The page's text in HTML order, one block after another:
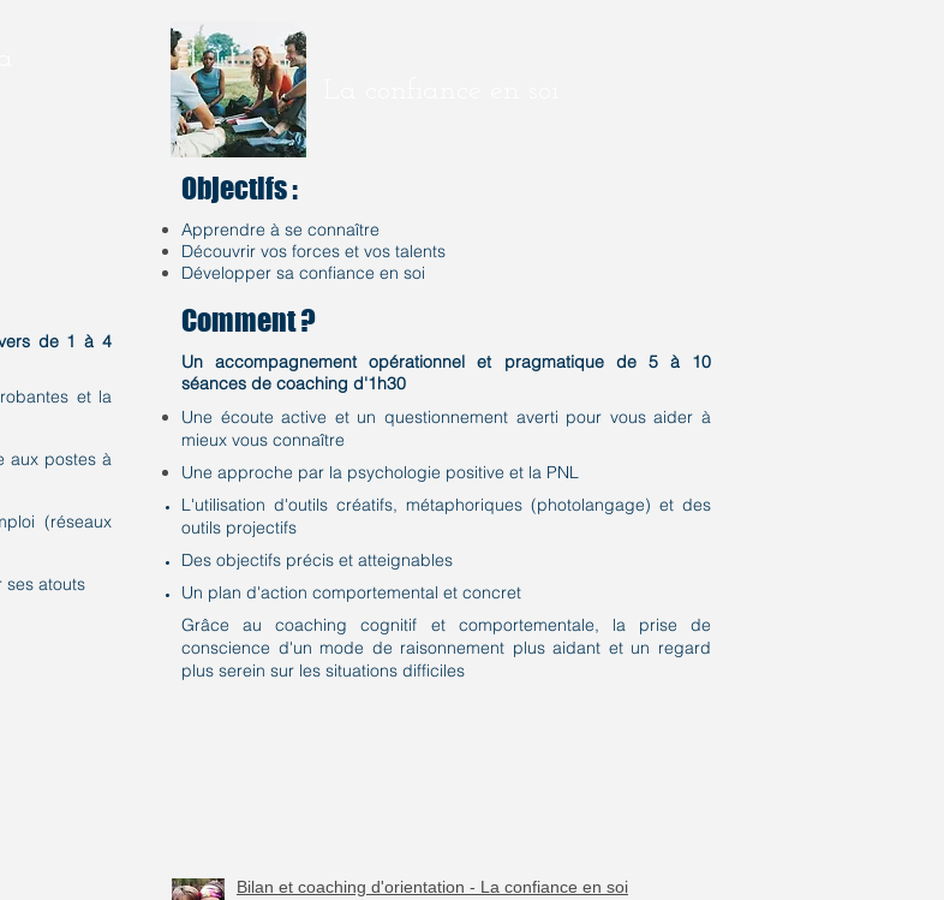
de 1 à 4
et la
aux postes à
(réseaux
ses atouts
Objectifs :
Apprendre à se connaître
Découvrir vos forces et vos talents
Développer sa confiance en soi
Comment ?
Un accompagnement opérationnel et pragmatique de 5 à 10
séances de coaching d'1h30
Une écoute active et un questionnement averti pour vous aider à
mieux vous connaître
Une approche par la psychologie positive et la PNL
L'utilisation d'outils créatifs, métaphoriques (photolangage) et des
outils projectifs
Des objectifs précis et atteignables
Un plan d'action comportemental et concret
Grâce au coaching cognitif et comportementale, la prise de
conscience d'un mode de raisonnement plus aidant et un regard
plus serein sur les situations difficiles
Bilan et coaching d'orientation - La confiance en soi